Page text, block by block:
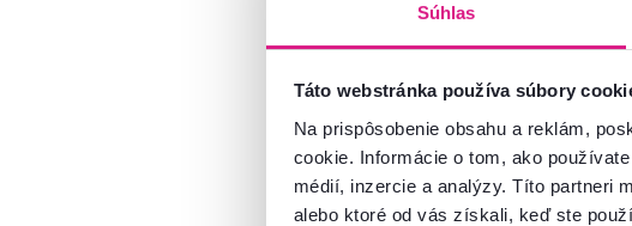
Súhlas
Táto webstránka používa súbory
Na prispôsobenie obsahu a reklám,
cookie. Informácie o tom, ako
médií, inzercie a analýzy. Títo partneri
alebo ktoré od vás získali, keď ste